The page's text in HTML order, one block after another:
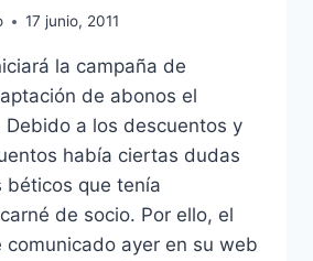
17 junio, 2011
la campaña de
de abonos el
Debido a los descuentos y
había ciertas dudas
béticos que tenía
de socio. Por ello, el
comunicado ayer en su web